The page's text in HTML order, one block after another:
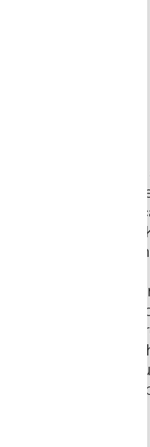
HERBO®
natural
intervention
feeling the nature
contact with it.
applied on the
labelling and all
the audience.
won’t be
one ink and no
true reflection of
what we do with
desire to take care